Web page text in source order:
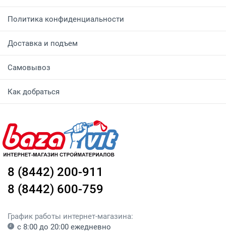
Политика конфиденциальности
Доставка и подъем
Самовывоз
Как добраться
8 (8442) 200-911
8 (8442) 600-759
График работы интернет-магазина:
с 8:00 до 20:00 ежедневно